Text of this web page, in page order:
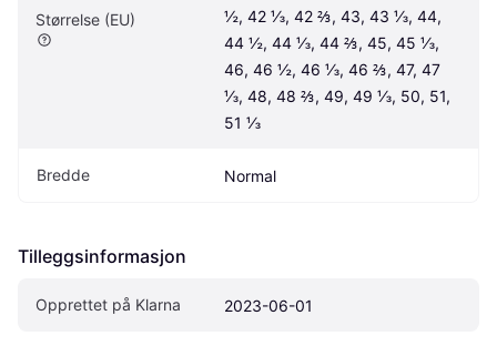
Størrelse (EU)
½, 42 ⅓, 42 ⅔, 43, 43 ⅓, 44,
44 ½, 44 ⅓, 44 ⅔, 45, 45 ⅓,
46, 46 ½, 46 ⅓, 46 ⅔, 47, 47
⅓, 48, 48 ⅔, 49, 49 ⅓, 50, 51,
51 ⅓
Bredde Normal
Tilleggsinformasjon
Opprettet på Klarna 2023-06-01